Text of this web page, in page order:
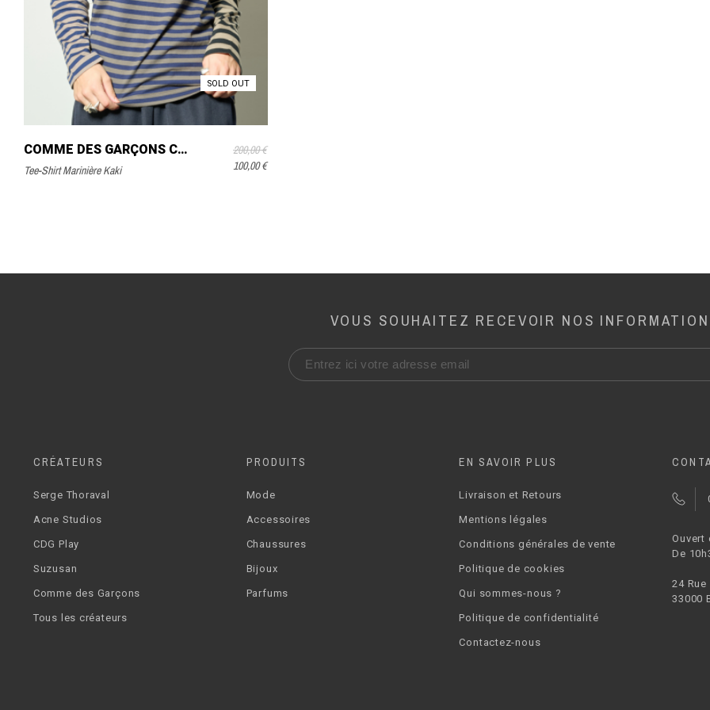
COMME DES GARÇONS COMME DES GARÇONS
Tee-Shirt Marinière Kaki
200,00 €
100,00 €
SOLD OUT
VOUS SOUHAITEZ RECEVOIR NOS
CRÉATEURS
Serge Thoraval
Acne Studios
CDG Play
Suzusan
Comme des Garçons
Tous les créateurs
PRODUITS
Mode
Accessoires
Chaussures
Bijoux
Parfums
EN SAVOIR PLUS
Livraison et Retours
Mentions légales
Conditions générales de vente
Politique de cookies
Qui sommes-nous ?
Politique de confidentialité
Contactez-nous
Ouvert
De
24
33000